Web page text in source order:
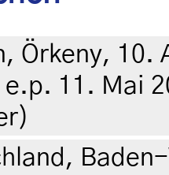
Örkeny, 10.
e.p. 11. Mai